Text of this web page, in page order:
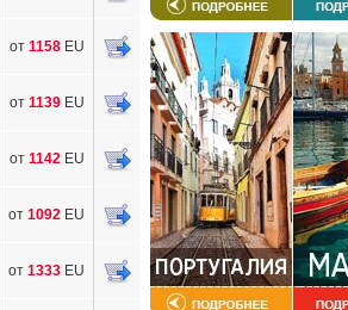
от 1158EU
от 1139EU
от 1142EU
от 1092 EU
от 1333 EU